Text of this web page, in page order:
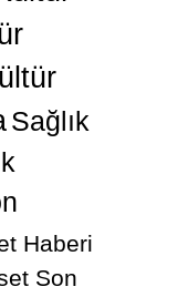
Sağlık
Haberi
Son